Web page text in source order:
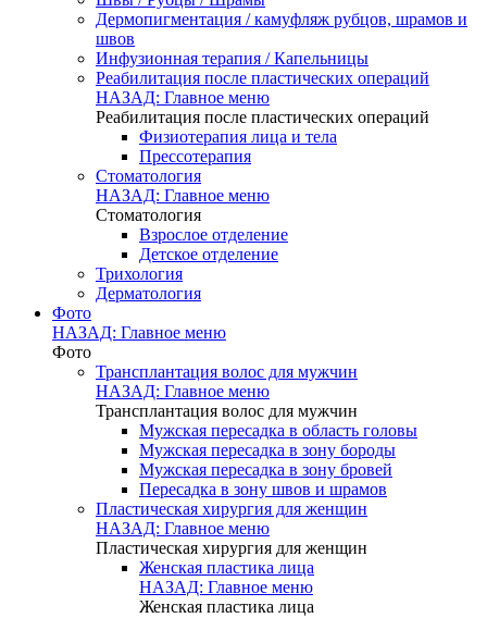
Дермопигментация / камуфляж рубцов, шрамов и
швов
Инфузионная терапия / Капельницы
Реабилитация после пластических операций
НАЗАД: Главное меню
Реабилитация после пластических операций
Физиотерапия лица и тела
Прессотерапия
Стоматология
НАЗАД: Главное меню
Стоматология
Взрослое отделение
Детское отделение
Трихология
Дерматология
Фото
НАЗАД: Главное меню
Фото
Трансплантация волос для мужчин
НАЗАД: Главное меню
Трансплантация волос для мужчин
Мужская пересадка в область головы
Мужская пересадка в зону бороды
Мужская пересадка в зону бровей
Пересадка в зону швов и шрамов
Пластическая хирургия для женщин
НАЗАД: Главное меню
Пластическая хирургия для женщин
Женская пластика лица
НАЗАД: Главное меню
Женская пластика лица